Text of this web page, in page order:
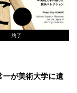
終了
が美術大学に遺